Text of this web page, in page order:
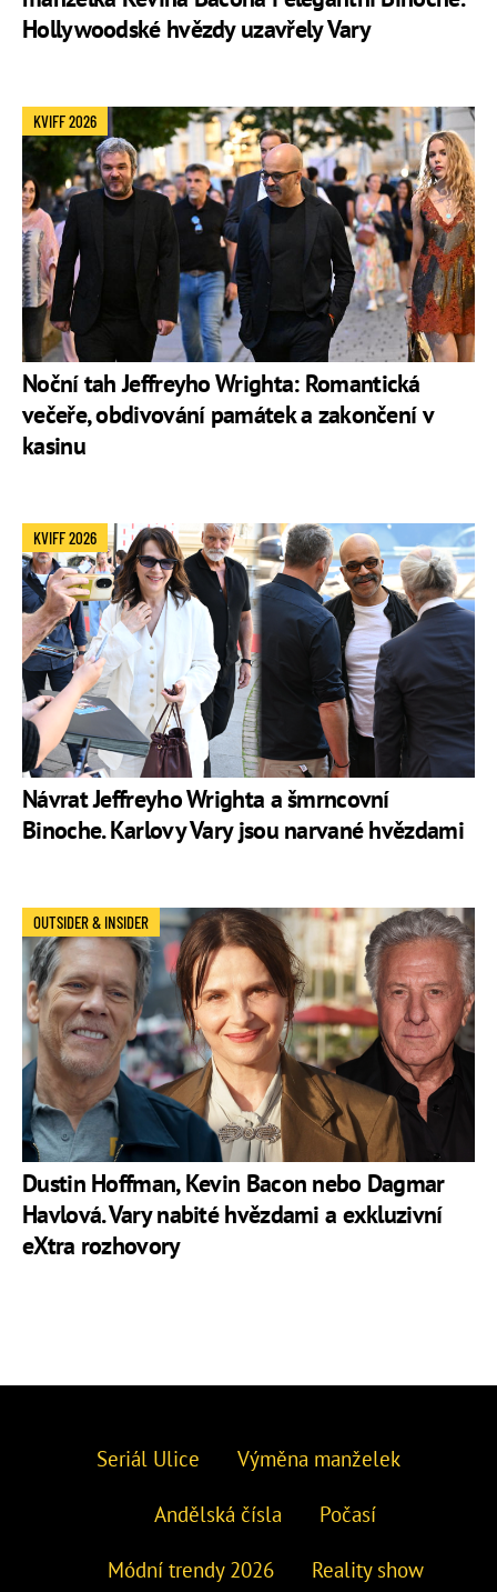
Hollywoodské hvězdy uzavřely Vary
Noční tah Jeffreyho Wrighta: Romantická
večeře, obdivování památek a zakončení v
kasinu
KVIFF 2026
Návrat Jeffreyho Wrighta a šmrncovní
Binoche. Karlovy Vary jsou narvané hvězdami
KVIFF 2026
Dustin Hoffman, Kevin Bacon nebo Dagmar
Havlová. Vary nabité hvězdami a exkluzivní
eXtra rozhovory
OUTSIDER & INSIDER
Seriál Ulice Výměna manželek
Andělská čísla Počasí
Módní trendy 2026 Reality show